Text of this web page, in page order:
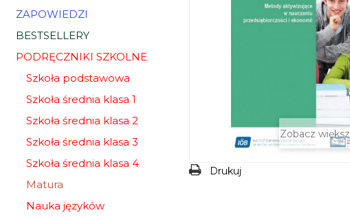
ZAPOWIEDZI
BESTSELLERY
PODRĘCZNIKI SZKOLNE
Szkoła podstawowa
Szkoła średnia klasa 1
Szkoła średnia klasa 2
Szkoła średnia klasa 3
Szkoła średnia klasa 4
Matura
Nauka języków
Zobacz
Drukuj